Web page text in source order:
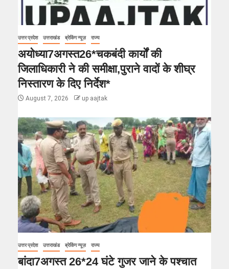
उत्तर प्रदेश उत्तराखंड ब्रेकिंग न्यूज़ राज्य
अयोध्या7अगस्त26*चकबंदी कार्यों की
जिलाधिकारी ने की समीक्षा,पुराने वादों के शीघ्र
निस्तारण के दिए निर्देश*
August 7, 2026 up aajtak
उत्तर प्रदेश उत्तराखंड ब्रेकिंग न्यूज़ राज्य
बांदा7अगस्त 26*24 घंटे गुजर जाने के पश्चात